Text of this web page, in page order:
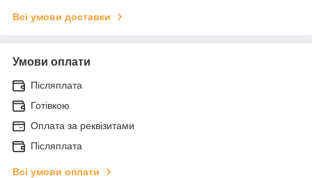
Всі умови доставки
Умови оплати
Післяплата
Готівкою
Оплата за реквізитами
Післяплата
Всі умови оплати